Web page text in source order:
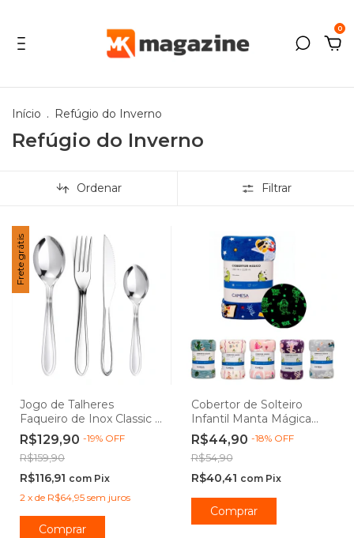
0
Início . Refúgio do Inverno
Refúgio do Inverno
Ordenar Filtrar
Frete grátis
Jogo de Talheres
Faqueiro de Inox Classic -
Class Home
R$129,90 -19% OFF
R$159,90
R$116,91 com Pix
2 x de R$64,95 sem juros
Comprar
Cobertor de Solteiro
Infantil Manta Mágica
Brilha no Escuro
Microfibra Antialérgico
1,5x2,2m - Camesa
R$44,90 -18% OFF
R$54,90
R$40,41 com Pix
Comprar